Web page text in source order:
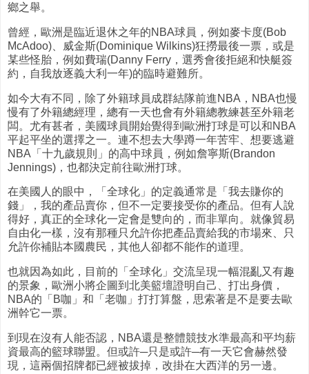
鄉之舉。
曾經，歐洲是臨近退休之年的NBA球員，例如麥卡度(Bob
McAdoo)、威金斯(Dominique Wilkins)狂撈最後一票，或是
某些怪胎，例如費瑞(Danny Ferry，選秀會後拒絕和快艇簽
約，自我放逐義大利一年)的臨時避難所。
如今大有不同，除了外籍球員成群結隊前進NBA，NBA也慢
慢有了外籍總經理，總有一天也會有外籍總教練甚至外籍老
闆。尤有甚者，美國球員開始覺得到歐洲打球是可以和NBA
平起平坐的選擇之一。連不想去大學蹲一年苦牢、想要逃避
NBA「十九歲規則」的高中球員，例如詹寧斯(Brandon
Jennings)，也都決定前往歐洲打球。
在美國人的眼中，「全球化」的定義通常是「我去賺你的
錢」，我的產品賣你，但不一定要接受你的產品。但有人說
得好，真正的全球化一定會是雙向的，而非單向。就像貿易
自由化一樣，沒有那種只允許你把產品賣給我的市場來、只
允許你補貼本國農民，其他人卻都不能作的道理。
也就因為如此，目前的「全球化」交流呈現一幅混亂又有趣
的景象，歐洲小將企圖到北美籃壇證明自己、打出身價，
NBA的「B咖」和「老咖」打打算盤，思索著是不是要去歐
洲幹它一票。
到現在沒有人能否認，NBA還是整體競技水準最高和平均薪
資最高的籃球聯盟。但或許─只是或許─有一天它會赫然發
現，這兩個招牌都已經被拔掉，改掛在大西洋的另一邊。